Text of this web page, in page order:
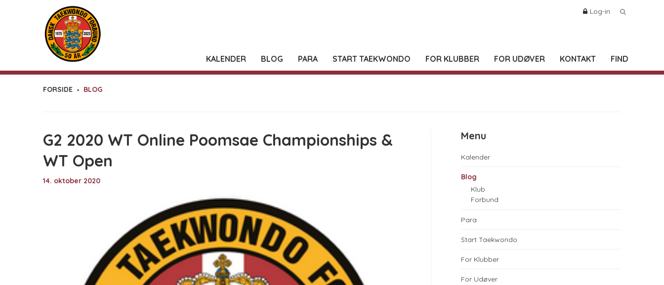
Log-in
KALENDER BLOG PARA START TAEKWONDO FOR KLUBBER FOR UDØVER KONTAKT FIND
FORSIDE BLOG
G2 2020 WT Online Poomsae Championships &
WT Open
14. oktober 2020
Menu
Kalender
Blog
Klub
Forbund
Para
Start Taekwondo
For Klubber
For Udøver